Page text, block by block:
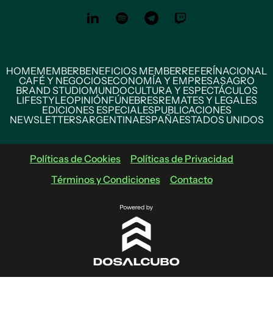
HOMEMEMBERBENEFICIOS MEMBERREFERÍNACIONAL
CAFÉ Y NEGOCIOSECONOMÍA Y EMPRESASAGRO
BRAND STUDIOMUNDOCULTURA Y ESPECTÁCULOS
LIFESTYLEOPINIÓNFÚNEBRESREMATES Y LEGALES
EDICIONES ESPECIALESPUBLICACIONES
NEWSLETTERSARGENTINAESPAÑAESTADOS UNIDOS
Políticas de Cookies
Políticas de Privacidad
Términos y Condiciones
Contacto